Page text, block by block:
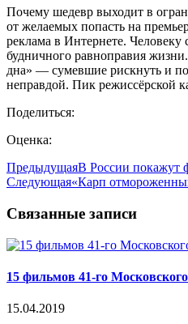
Почему шедевр выходит в
от желаемых попасть на
реклама в Интернете.
будничного равноправия
дна» — сумевшие рискнуть и
неправдой. Пик режиссёрской
Поделиться:
Оценка:
ПредыдущаяВ России покажут
Следующая«Карп
Связанные записи
15 фильмов 41-го
15.04.2019